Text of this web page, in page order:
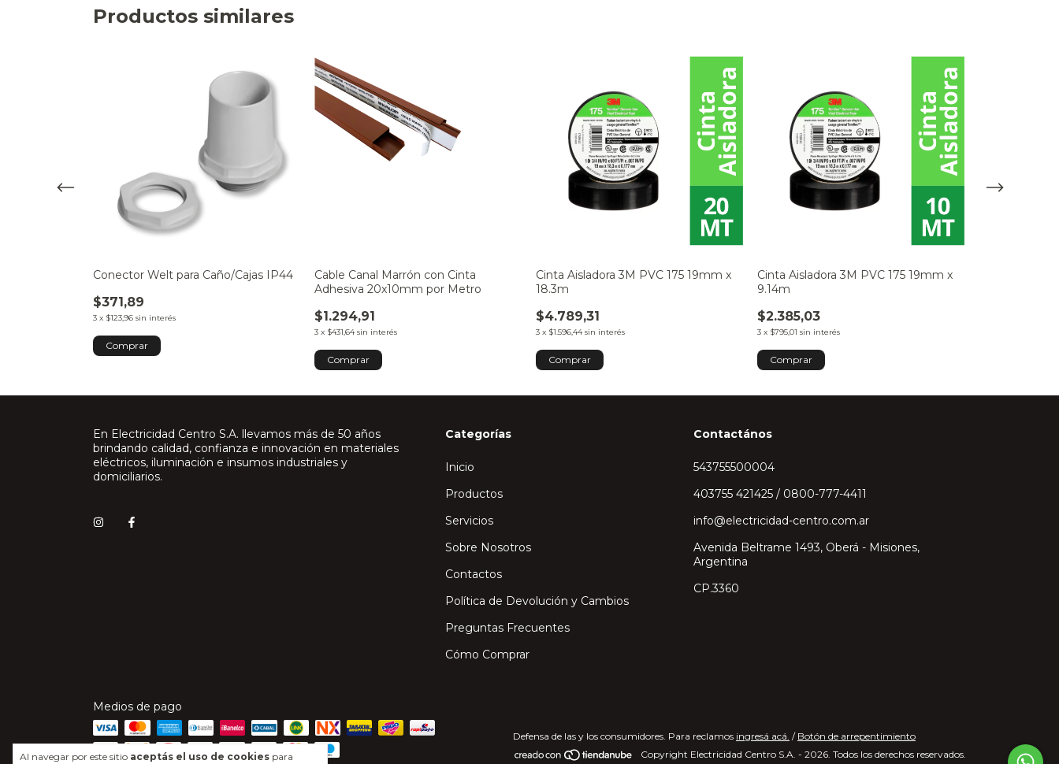
Al navegar por este sitio aceptás el uso de cookies para
Productos similares
Conector Welt para Caño/Cajas IP44
$371,89
3 x $123,96 sin interés
Comprar
Cable Canal Marrón con Cinta
Adhesiva 20x10mm por Metro
$1.294,91
3 x $431,64 sin interés
Cinta Aisladora 3M PVC 175 19mm x
18.3m
$4.789,31
3 x $1.596,44 sin interés
Cinta Aisladora 3M PVC 175 19mm x
9.14m
$2.385,03
3 x $795,01 sin interés
En Electricidad Centro S.A. llevamos más de 50 años
brindando calidad, confianza e innovación en materiales
eléctricos, iluminación e insumos industriales y
domiciliarios.
Categorías
Inicio
Productos
Servicios
Sobre Nosotros
Contactos
Política de Devolución y Cambios
Preguntas Frecuentes
Cómo Comprar
Contactános
543755500004
403755 421425 / 0800-777-4411
info@electricidad-centro.com.ar
Avenida Beltrame 1493, Oberá - Misiones,
Argentina
CP.3360
Medios de pago
Defensa de las y los consumidores. Para reclamos ingresá acá. / Botón de arrepentimiento
Copyright Electricidad Centro S.A. - 2026. Todos los derechos reservados.